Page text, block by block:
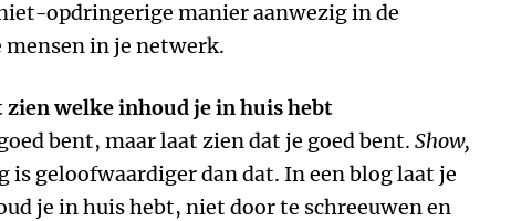
opdringerige manier aanwezig in de
mensen in je netwerk.
zien welke inhoud je in huis hebt
bent, maar laat zien dat je goed bent. Show,
is geloofwaardiger dan dat. In een blog laat je
je in huis hebt, niet door te schreeuwen en